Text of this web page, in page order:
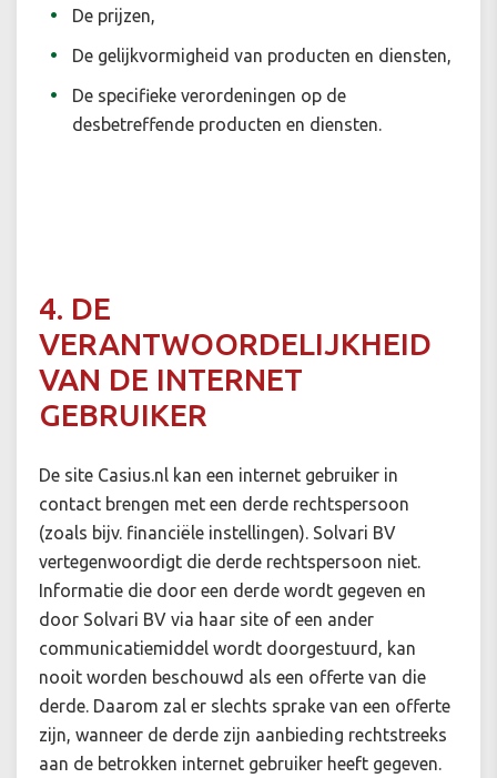
De prijzen,
De gelijkvormigheid van producten en diensten,
De specifieke verordeningen op de
desbetreffende producten en diensten.
4. DE
VERANTWOORDELIJKHEID
VAN DE INTERNET
GEBRUIKER
De site Casius.nl kan een internet gebruiker in
contact brengen met een derde rechtspersoon
(zoals bijv. financiële instellingen). Solvari BV
vertegenwoordigt die derde rechtspersoon niet.
Informatie die door een derde wordt gegeven en
door Solvari BV via haar site of een ander
communicatiemiddel wordt doorgestuurd, kan
nooit worden beschouwd als een offerte van die
derde. Daarom zal er slechts sprake van een offerte
zijn, wanneer de derde zijn aanbieding rechtstreeks
aan de betrokken internet gebruiker heeft gegeven.